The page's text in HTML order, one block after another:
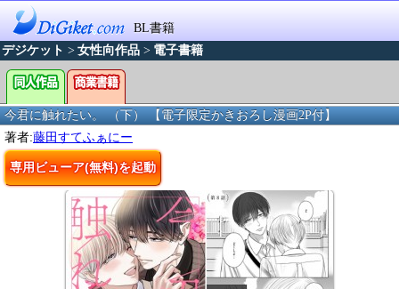
BL書籍
デジケット > 女性向作品 > 電子書籍
今君に触れたい。 （下） 【電子限定かきおろし漫画2P付】
著者:藤田すてふぁにー
専用ビューア(無料)を起動